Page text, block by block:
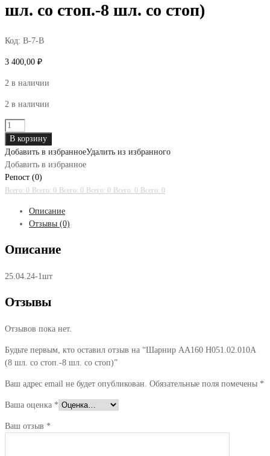
шл. со стоп.-8 шл. со стоп)
Код: В-7-В
3 400,00 ₽
2 в наличии
2 в наличии
Количество
товара
Шарнир
АА160
Н051.02.010А
(8
стоп.-8
со
В корзину
Добавить в избранноеУдалить из избранного
Добавить в избранное
Репост (0)
Всего: 0 Всего: 0 Всего: 0 Всего: 0 Всего: 0 Всего: 0
Описание
Отзывы (0)
Описание
25.04.24-1шт
Отзывы
Отзывов пока нет.
Будьте первым, кто оставил отзыв на “Шарнир АА160 Н051.02.010А
(8 шл. со стоп.-8 шл. со стоп)”
Ваш адрес email не будет опубликован. Обязательные поля помечены *
Ваша оценка *
Ваш отзыв *